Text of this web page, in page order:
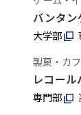
バンタン
大学部
製菓・カ
レコー
専門部